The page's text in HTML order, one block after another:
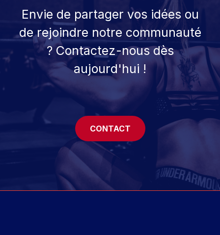
Envie de partager vos idées ou
de rejoindre notre communauté
? Contactez-nous dès
aujourd'hui !
CONTACT